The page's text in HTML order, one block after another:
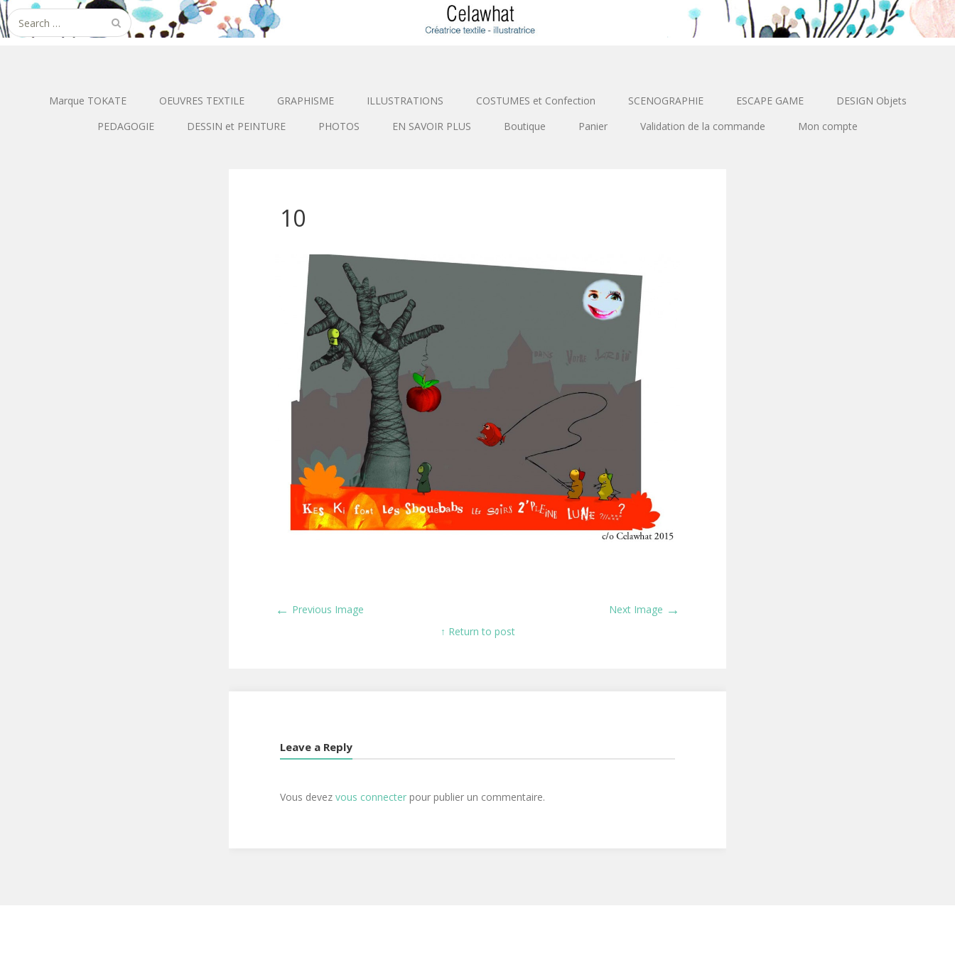
Search
for:
Marque TOKATE OEUVRES TEXTILE GRAPHISME ILLUSTRATIONS COSTUMES et Confection SCENOGRAPHIE ESCAPE GAME
DESIGN Objets
PEDAGOGIE
DESSIN et PEINTURE PHOTOS EN SAVOIR PLUS Boutique Panier Validation de la commande Mon compte
10
← Previous Image Next Image →
↑ Return to post
Leave a Reply
Vous devez vous connecter pour publier un commentaire.